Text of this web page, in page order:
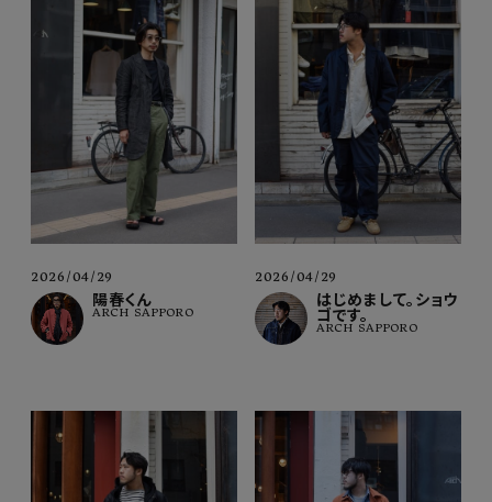
2026/04/29
陽春くん
ARCH SAPPORO
2026/04/29
はじめまして。ショウ
ゴです。
ARCH SAPPORO